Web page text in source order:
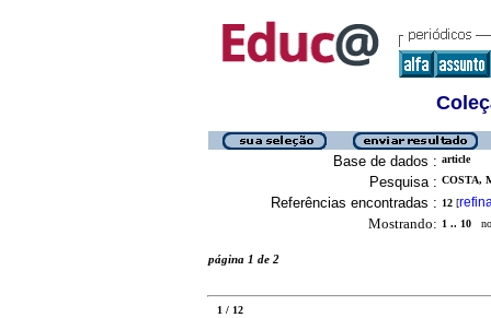
Base de dados : article
Pesquisa : COSTA,
Referências encontradas : 12 [
Mostrando: 1 .. 10
página 1 de 2
1 / 12